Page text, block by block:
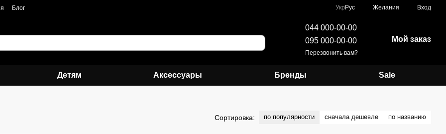
Блог Укр Рус Желания Вход
044 000-00-00
095 000-00-00
Перезвонить вам?
Мой заказ
Детям Аксессуары Бренды Sale
Сортировка: по популярности сначала дешевле по названию